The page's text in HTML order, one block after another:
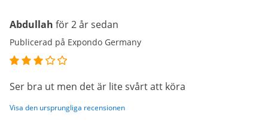
Abdullah för 2 år sedan
Publicerad på Expondo Germany
Ser bra ut men det är lite svårt att köra
Visa den ursprungliga recensionen